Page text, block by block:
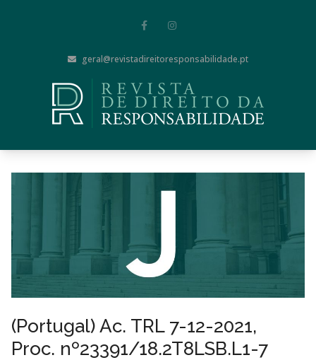
geral@revistadireitoresponsabilidade.pt
(Portugal) Ac. TRL 7-12-2021,
Proc. nº23391/18.2T8LSB.L1-7